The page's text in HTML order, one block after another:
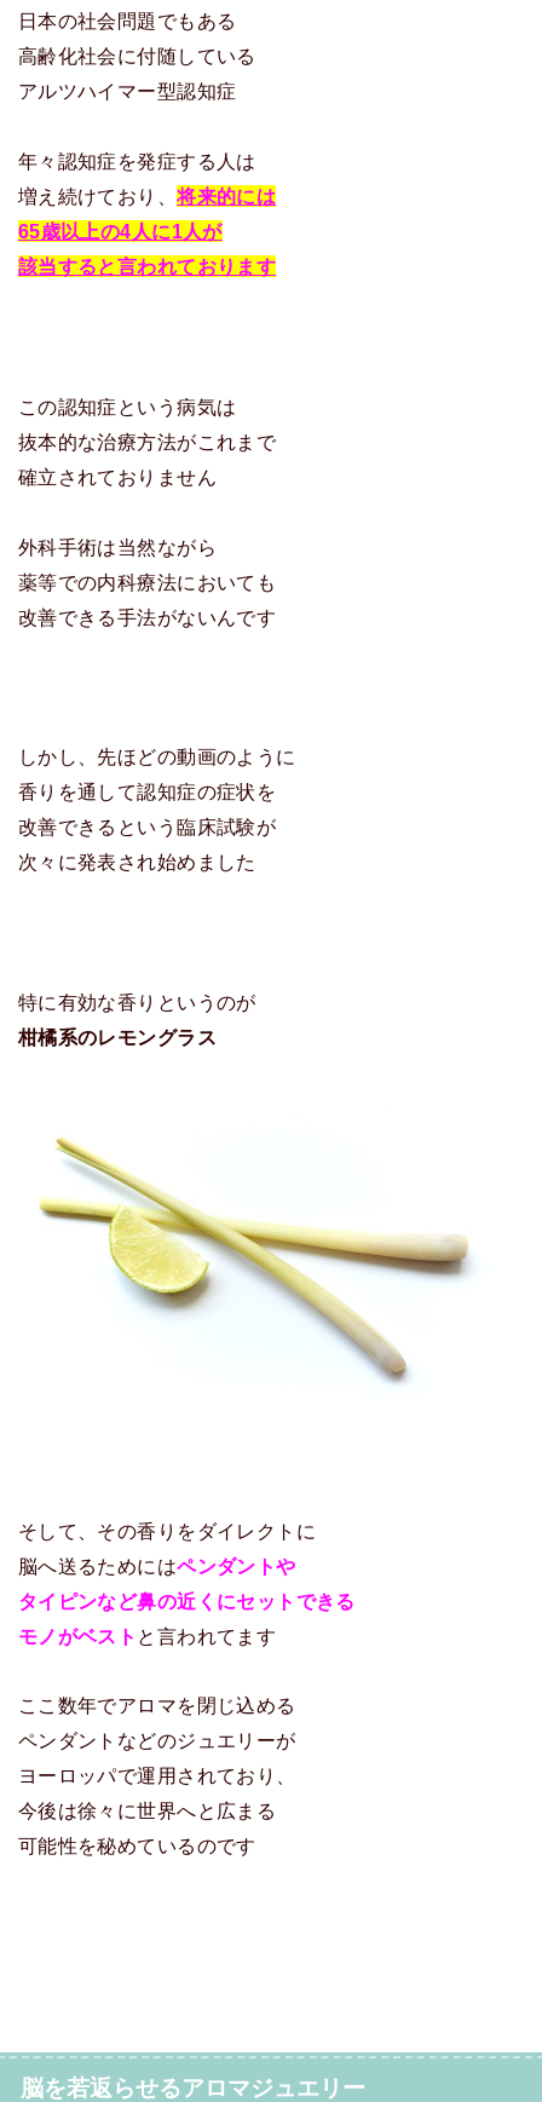
日本の社会問題でもある
高齢化社会に付随している
アルツハイマー型認知症
年々認知症を発症する人は
増え続けており、将来的には
65歳以上の4人に1人が
該当すると言われております
この認知症という病気は
抜本的な治療方法がこれまで
確立されておりません
外科手術は当然ながら
薬等での内科療法においても
改善できる手法がないんです
しかし、先ほどの動画のように
香りを通して認知症の症状を
改善できるという臨床試験が
次々に発表され始めました
特に有効な香りというのが
柑橘系のレモングラス
そして、その香りをダイレクトに
脳へ送るためにはペンダントや
タイピンなど鼻の近くにセットできる
モノがベスト と言われてます
ここ数年でアロマを閉じ込める
ペンダントなどのジュエリーが
ヨーロッパで運用されており、
今後は徐々に世界へと広まる
可能性を秘めているのです
脳を若返らせるアロマジュエリー